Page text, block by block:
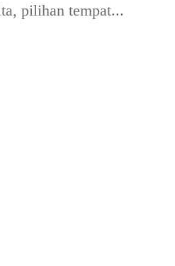
pilihan tempat...